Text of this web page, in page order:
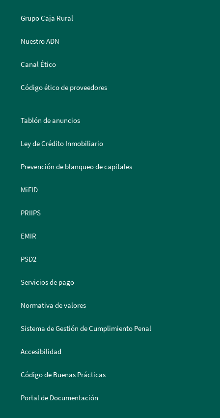
Grupo Caja Rural
Nuestro ADN
Canal Ético
Código ético de proveedores
Tablón de anuncios
Ley de Crédito Inmobiliario
Prevención de blanqueo de capitales
MiFID
PRIIPS
EMIR
PSD2
Servicios de pago
Normativa de valores
Sistema de Gestión de Cumplimiento Penal
Accesibilidad
Código de Buenas Prácticas
Portal de Documentación